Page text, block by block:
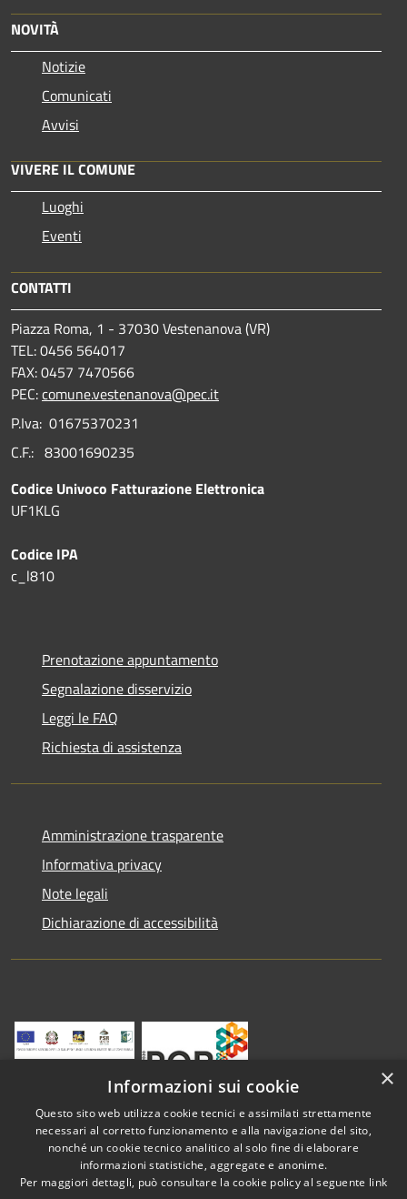
NOVITÀ
Notizie
Comunicati
Avvisi
VIVERE IL COMUNE
Luoghi
Eventi
CONTATTI
Piazza Roma, 1 - 37030 Vestenanova (VR)
TEL: 0456 564017
FAX: 0457 7470566
PEC:comune.vestenanova@pec.it
P.Iva: 01675370231
C.F.: 83001690235
Codice Univoco Fatturazione Elettronica
UF1KLG
Codice IPA
c_l810
Prenotazione appuntamento
Segnalazione disservizio
Leggi le FAQ
Richiesta di assistenza
Amministrazione trasparente
Informativa privacy
Note legali
Dichiarazione di accessibilità
Accessibilità
Copyright © 2026 • Comune di
Vestenanova • Powered by
×
Informazioni sui cookie
Questo sito web utilizza cookie tecnici e assimilati strettamente
necessari al corretto funzionamento e alla navigazione del sito,
nonché un cookie tecnico analitico al solo fine di elaborare
informazioni statistiche, aggregate e anonime.
Per maggiori dettagli, può consultare la cookie policy al seguente link